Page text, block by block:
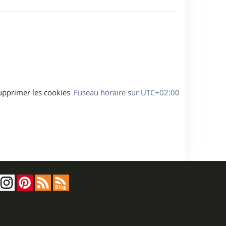
Fuseau horaire sur UTC+02:00
les cookies